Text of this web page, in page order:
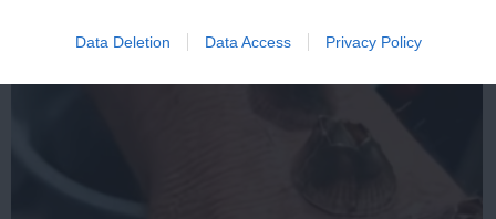
Data Deletion Data Access Privacy Policy
5 h 18 min